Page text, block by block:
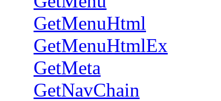
GetMenuHtml
GetMenuHtmlEx
GetMeta
GetNavChain